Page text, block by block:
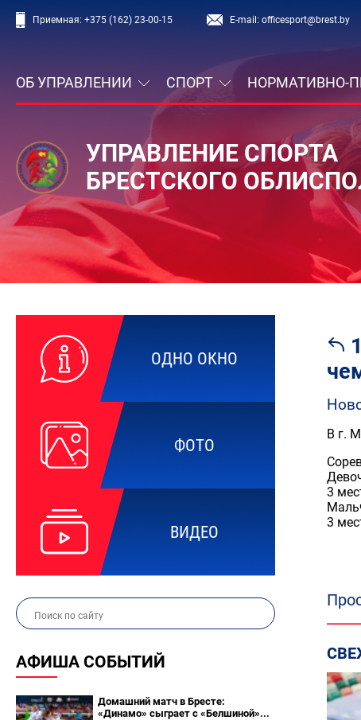
Приемная: +375 (162) 23-00-15 E-mail:officesport@brest.by
ОБ УПРАВЛЕНИИ СПОРТ НОРМАТИВНО-
УПРАВЛЕНИЕ СПОРТА
БРЕСТСКОГО
ОДНО ОКНО
ФОТО
ВИДЕО
АФИША СОБЫТИЙ
Домашний матч в Бресте:
«Динамо» сыграет с «Белшиной»...
В г.
3
3